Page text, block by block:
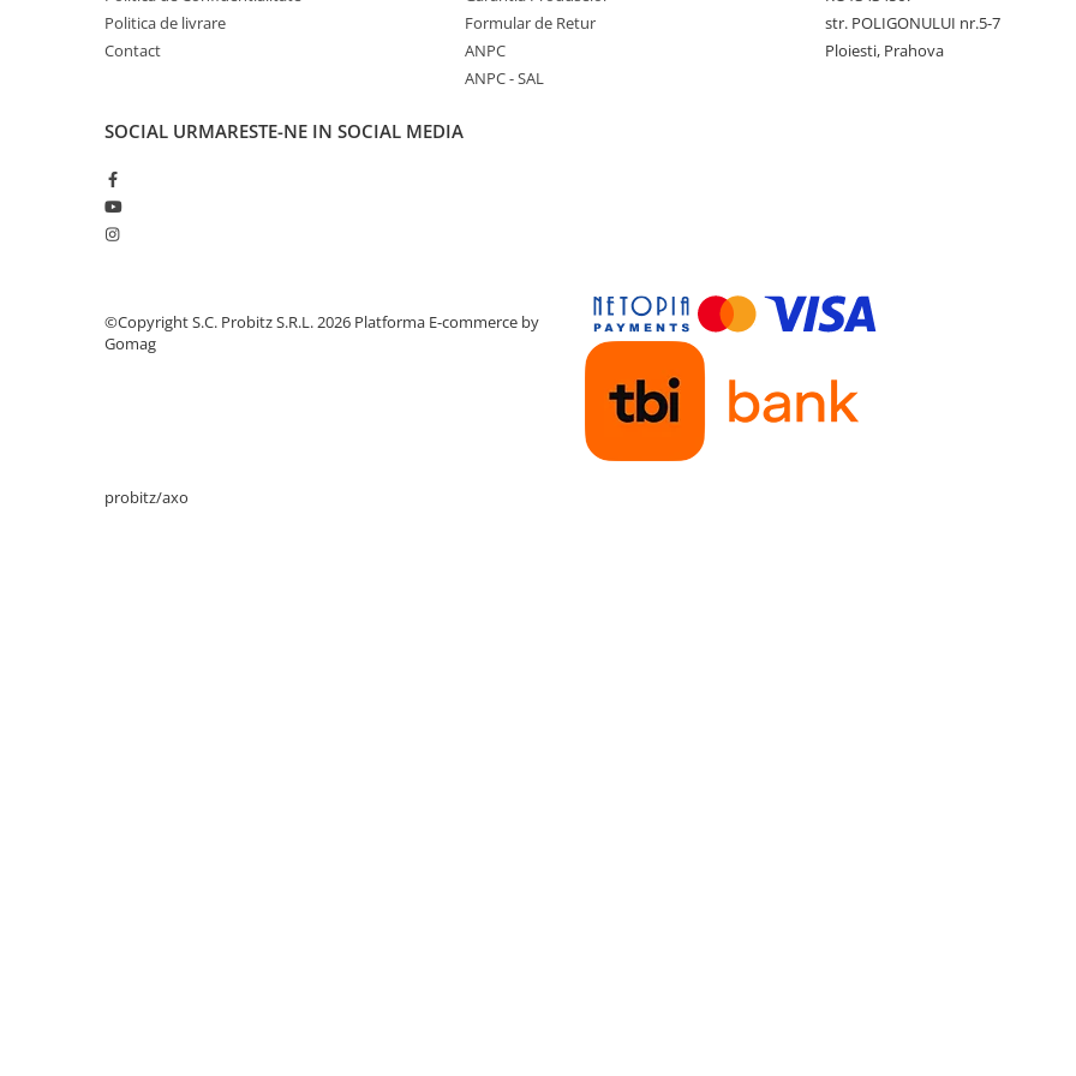
Periferice PC
Accesorii UPS-uri
Statii GRAFICE Refurbished
Politica de livrare
Contact
Formular de Retur
ANPC
ANPC - SAL
str. POLIGONULUI nr.5-7
Ploiesti, Prahova
SOCIAL URMARESTE-NE IN SOCIAL MEDIA
©Copyright S.C. Probitz S.R.L. 2026 Platforma E-commerce by
Gomag
probitz/axo